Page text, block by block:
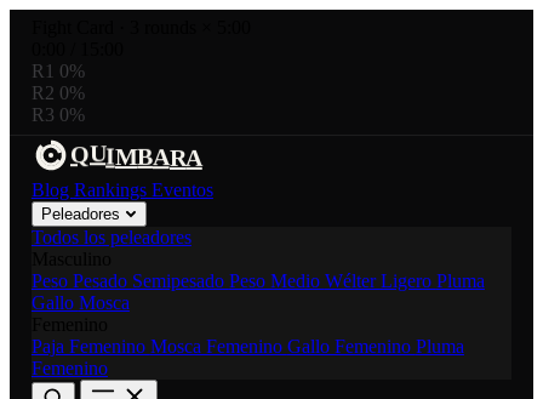
R1 0%
R2 0%
R3 0%
QUIMBARA
Blog Rankings Eventos
Peleadores
Todos los peleadores
Peso Pesado Semipesado Peso Medio WélterLigero Pluma
Gallo Mosca
Paja Femenino Mosca Femenino Gallo Femenino Pluma
Femenino